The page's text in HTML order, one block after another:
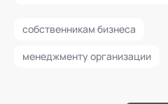
собственникам бизнеса
менеджменту организации